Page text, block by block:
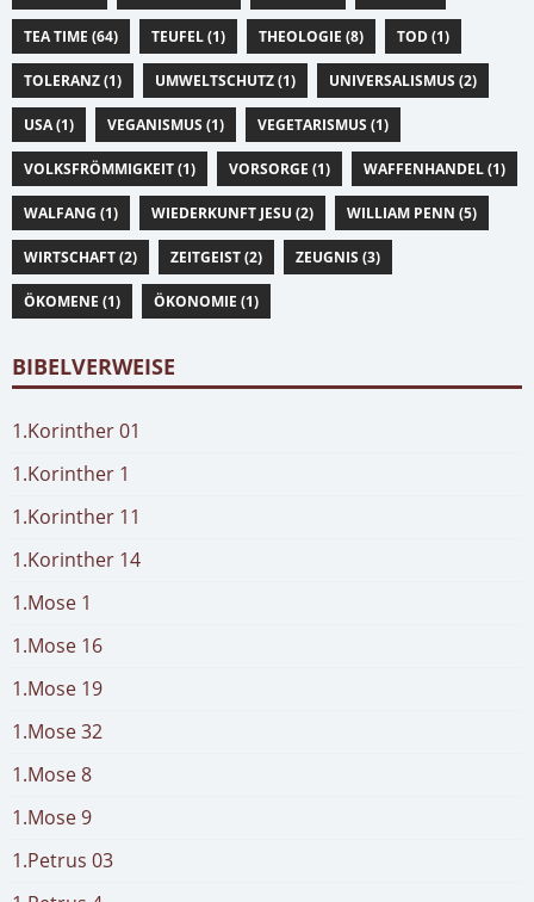
TEA TIME (64) TEUFEL (1) THEOLOGIE (8) TOD (1)
TOLERANZ (1) UMWELTSCHUTZ (1) UNIVERSALISMUS (2)
USA (1) VEGANISMUS (1) VEGETARISMUS (1)
VOLKSFRÖMMIGKEIT (1) VORSORGE (1) WAFFENHANDEL (1)
WALFANG (1) WIEDERKUNFT JESU (2) WILLIAM PENN (5)
WIRTSCHAFT (2) ZEITGEIST (2) ZEUGNIS (3)
ÖKOMENE (1) ÖKONOMIE (1)
BIBELVERWEISE
1.Korinther 01
1.Korinther 1
1.Korinther 11
1.Korinther 14
1.Mose 1
1.Mose 16
1.Mose 19
1.Mose 32
1.Mose 8
1.Mose 9
1.Petrus 03